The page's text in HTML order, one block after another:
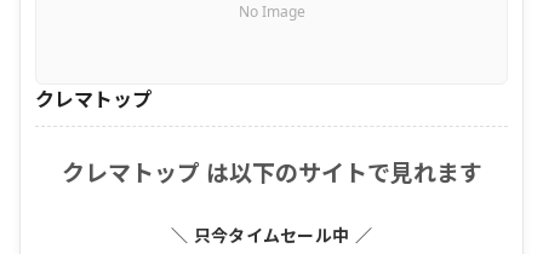
No Image
クレマトップ
クレマトップ は以下のサイトで見れます
＼ 只今タイムセール中 ／